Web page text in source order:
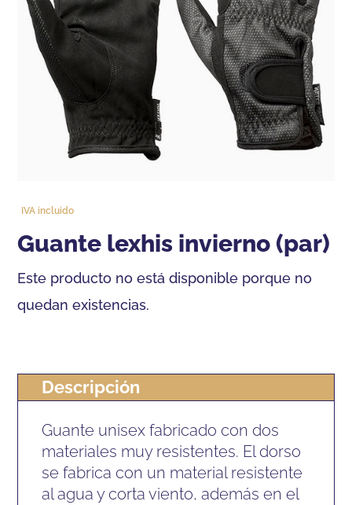
IVA incluido
guante lexhis invierno (par)
Este producto no está disponible porque no
quedan existencias.
Descripción
Guante unisex fabricado con dos
materiales muy resistentes. El dorso
se fabrica con un material resistente
al agua y corta viento, además en el